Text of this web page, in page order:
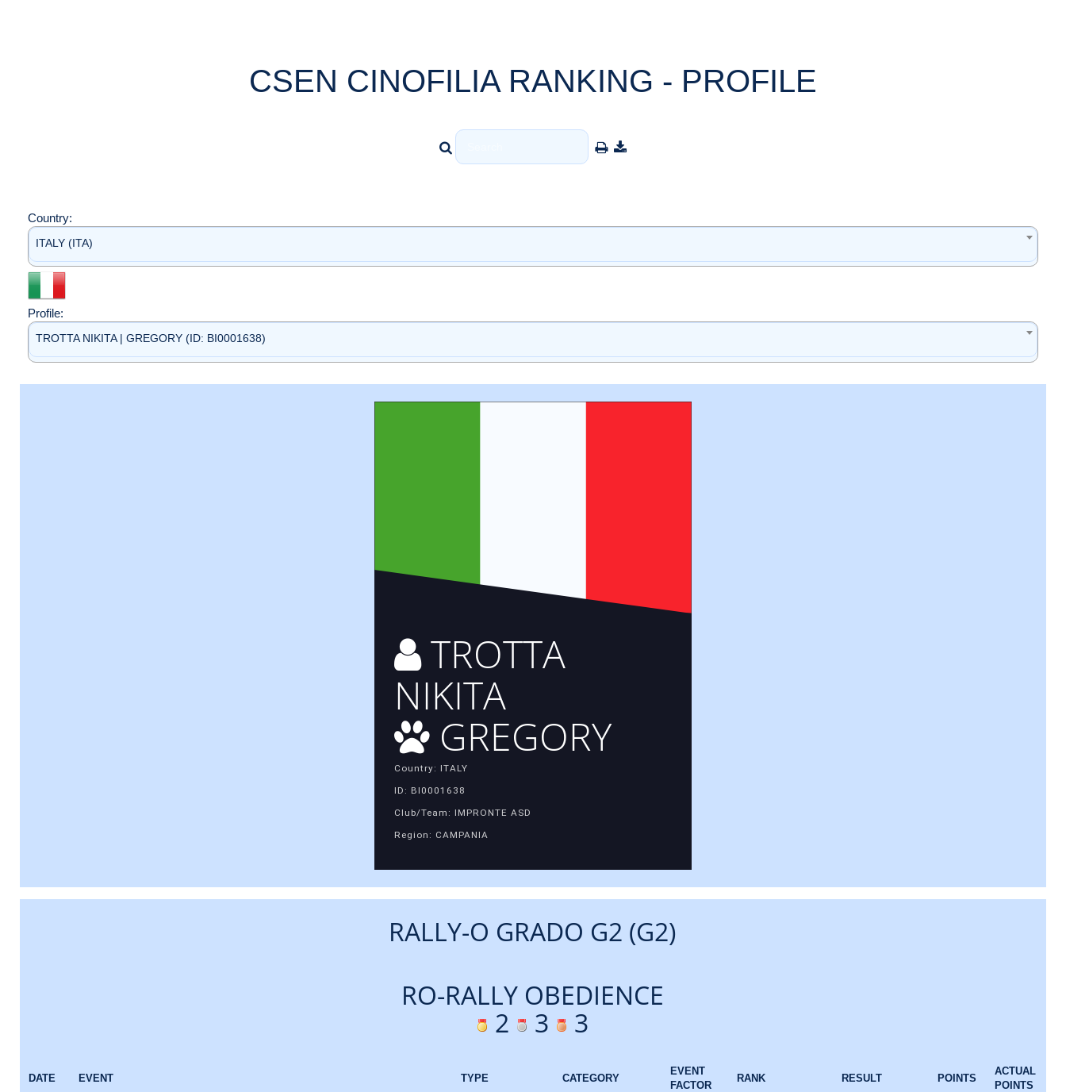
CSEN CINOFILIA RANKING - PROFILE
Country:
ITALY (ITA)
Profile:
TROTTA NIKITA | GREGORY (ID: BI0001638)
TROTTA
NIKITA
GREGORY
Country: ITALY
ID: BI0001638
Club/Team: IMPRONTE ASD
Region: CAMPANIA
RALLY-O GRADO G2 (G2)
RO-RALLY OBEDIENCE
2
3 3
DATE EVENT TYPE CATEGORY
EVENT
FACTOR
RANK RESULT POINTS
ACTUAL
POINTS